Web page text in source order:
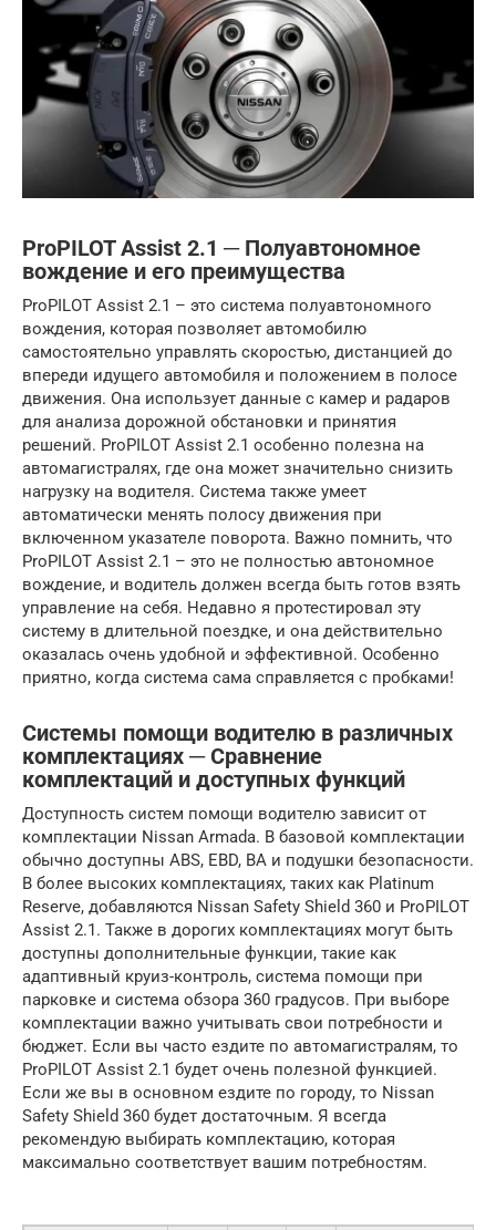
ProPILOT Assist 2.1 ─ Полуавтономное
вождение и его преимущества
ProPILOT Assist 2.1 – это система полуавтономного
вождения, которая позволяет автомобилю
самостоятельно управлять скоростью, дистанцией до
впереди идущего автомобиля и положением в полосе
движения. Она использует данные с камер и радаров
для анализа дорожной обстановки и принятия
решений. ProPILOT Assist 2.1 особенно полезна на
автомагистралях, где она может значительно снизить
нагрузку на водителя. Система также умеет
автоматически менять полосу движения при
включенном указателе поворота. Важно помнить, что
ProPILOT Assist 2.1 – это не полностью автономное
вождение, и водитель должен всегда быть готов взять
управление на себя. Недавно я протестировал эту
систему в длительной поездке, и она действительно
оказалась очень удобной и эффективной. Особенно
приятно, когда система сама справляется с пробками!
Системы помощи водителю в различных
комплектациях ─ Сравнение
комплектаций и доступных функций
Доступность систем помощи водителю зависит от
комплектации Nissan Armada. В базовой комплектации
обычно доступны ABS, EBD, BA и подушки безопасности.
В более высоких комплектациях, таких как Platinum
Reserve, добавляются Nissan Safety Shield 360 и ProPILOT
Assist 2.1. Также в дорогих комплектациях могут быть
доступны дополнительные функции, такие как
адаптивный круиз-контроль, система помощи при
парковке и система обзора 360 градусов. При выборе
комплектации важно учитывать свои потребности и
бюджет. Если вы часто ездите по автомагистралям, то
ProPILOT Assist 2.1 будет очень полезной функцией.
Если же вы в основном ездите по городу, то Nissan
Safety Shield 360 будет достаточным. Я всегда
рекомендую выбирать комплектацию, которая
максимально соответствует вашим потребностям.